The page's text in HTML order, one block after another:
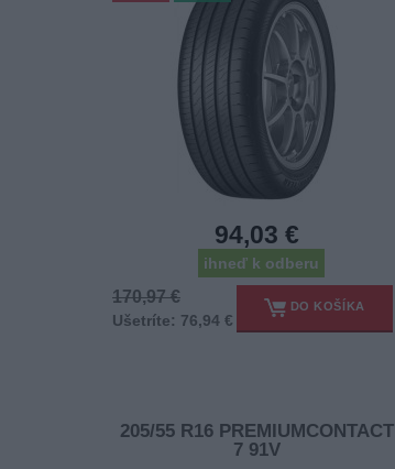
94,03 €
ihneď k odberu
170,97 €
Ušetríte: 76,94 €
DO KOŠÍKA
205/55 R16 PREMIUMCONTACT
7 91V